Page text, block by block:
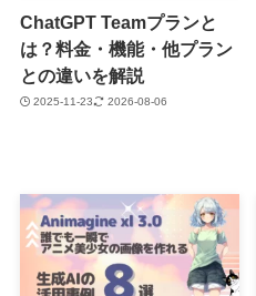
ChatGPT Teamプランと
は？料金・機能・他プラン
との違いを解説
2025-11-23 2026-08-06